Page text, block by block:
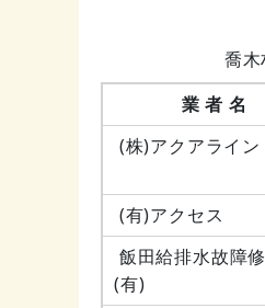
喬
業 者 名
(株)アクアライン
(有)アクセス
飯田給排水故障
(有)